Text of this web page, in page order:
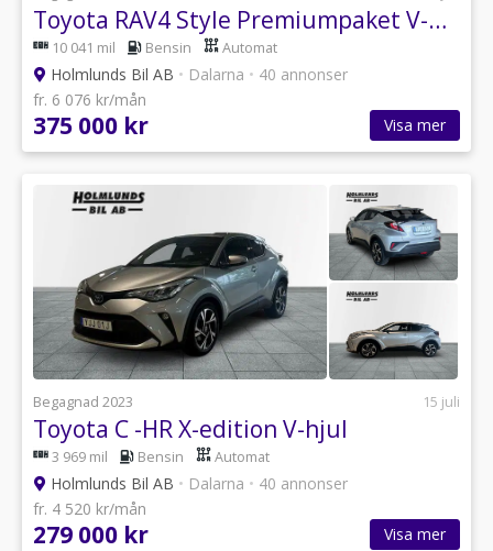
Toyota RAV4 Style Premiumpaket V-hjul Drag
10 041 mil Bensin Automat
Holmlunds Bil AB • Dalarna • 40 annonser
fr. 6 076 kr/mån
375 000 kr Visa mer
Begagnad 2023 15 juli
Toyota C -HR X-edition V-hjul
3 969 mil Bensin Automat
Holmlunds Bil AB • Dalarna • 40 annonser
fr. 4 520 kr/mån
279 000 kr Visa mer